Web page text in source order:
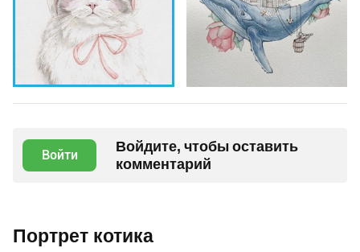
Войти
Войдите, чтобы оставить
комментарий
Портрет котика